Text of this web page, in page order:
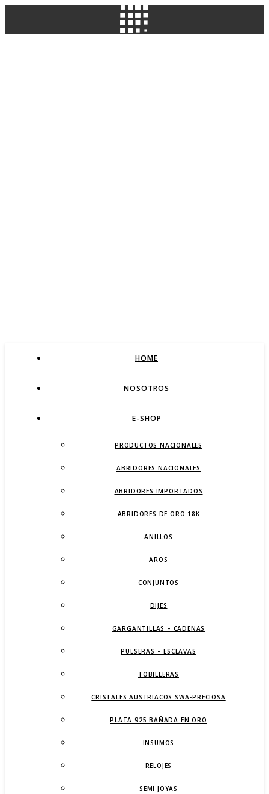
HOME
NOSOTROS
E-SHOP
PRODUCTOS NACIONALES
ABRIDORES NACIONALES
ABRIDORES IMPORTADOS
ABRIDORES DE ORO 18K
ANILLOS
AROS
CONJUNTOS
DIJES
GARGANTILLAS – CADENAS
PULSERAS – ESCLAVAS
TOBILLERAS
CRISTALES AUSTRIACOS SWA-PRECIOSA
PLATA 925 BAÑADA EN ORO
INSUMOS
RELOJES
SEMI JOYAS